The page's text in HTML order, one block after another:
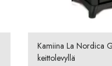
Kamiina La Nordica
keittolevyllä